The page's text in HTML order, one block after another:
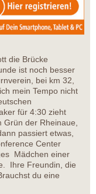
die Brücke
ist noch besser
bei km 32,
mein Tempo nicht
für 4:30 zieht
der Rheinaue,
passiert etwas,
Center
Mädchen einer
Ihre Freundin, die
du eine